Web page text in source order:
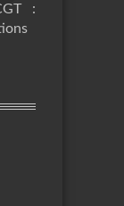
: